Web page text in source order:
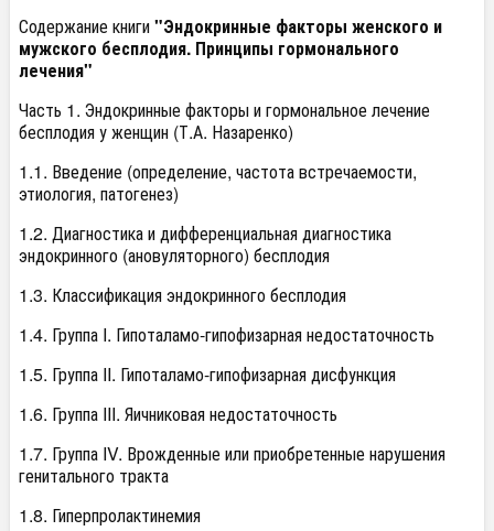
Содержание книги"Эндокринные факторы женского и
мужского бесплодия. Принципы гормонального
лечения"
Часть 1. Эндокринные факторы и гормональное лечение
бесплодия у женщин (Т.А. Назаренко)
1.1. Введение (определение, частота встречаемости,
этиология, патогенез)
1.2. Диагностика и дифференциальная диагностика
эндокринного (ановуляторного) бесплодия
1.3. Классификация эндокринного бесплодия
1.4. Группа I. Гипоталамо-гипофизарная недостаточность
1.5. Группа II. Гипоталамо-гипофизарная дисфункция
1.6. Группа III. Яичниковая недостаточность
1.7. Группа IV. Врожденные или приобретенные нарушения
генитального тракта
1.8. Гиперпролактинемия